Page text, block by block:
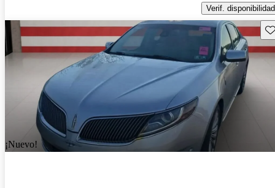
Verif. disponibilidad
¡Nuevo!